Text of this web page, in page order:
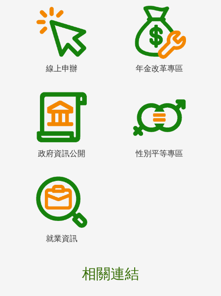
線上申辦 年金改革專區
政府資訊公開 性別平等專區
就業資訊
相關連結